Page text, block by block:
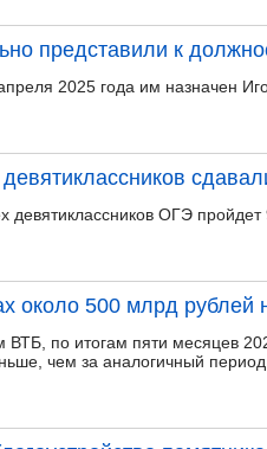
представили к
2025 года им назначен
девятиклассников ОГЭ пройдет
около 500 млрд рублей
по итогам пяти месяцев
чем за аналогичный период